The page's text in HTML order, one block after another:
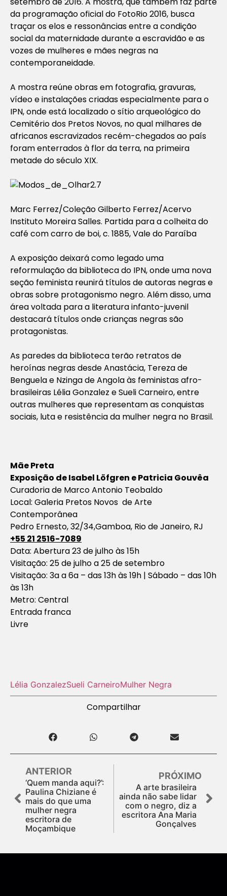
da programação oficial do FotoRio 2016, busca
traçar os elos e ressonâncias entre a condição
social da maternidade durante a escravidão e as
vozes de mulheres e mães negras na
contemporaneidade.
A mostra reúne obras em fotografia, gravuras,
vídeo e instalações criadas especialmente para o
IPN, onde está localizado o sítio arqueológico do
Cemitério dos Pretos Novos, no qual milhares de
africanos escravizados recém-chegados ao país
foram enterrados à flor da terra, na primeira
metade do século XIX.
Marc Ferrez/Coleção Gilberto Ferrez/Acervo
Instituto Moreira Salles. Partida para a colheita do
café com carro de boi, c. 1885, Vale do Paraíba
A exposição deixará como legado uma
reformulação da biblioteca do IPN, onde uma nova
seção feminista reunirá títulos de autoras negras e
obras sobre protagonismo negro. Além disso, uma
área voltada para a literatura infanto-juvenil
destacará títulos onde crianças negras são
protagonistas.
As paredes da biblioteca terão retratos de
heroínas negras desde Anastácia, Tereza de
Benguela e Nzinga de Angola às feministas afro-
brasileiras Lélia Gonzalez e Sueli Carneiro, entre
outras mulheres que representam as conquistas
sociais, luta e resistência da mulher negra no Brasil.
Mãe Preta
Exposição de Isabel Löfgren e Patricia Gouvêa
Curadoria de Marco Antonio Teobaldo
Local: Galeria Pretos Novos de Arte
Contemporânea
Pedro Ernesto, 32/34,Gamboa, Rio de Janeiro, RJ
+55 21 2516-7089
Data: Abertura 23 de julho às 15h
Visitação: 25 de julho a 25 de setembro
Visitação: 3a a 6a – das 13h às 19h | Sábado – das 10h
às 13h
Metro: Central
Entrada franca
Livre
Lélia GonzalezSueli CarneiroMulher Negra
Compartilhar
ANTERIOR
‘Quem manda aqui?’:
Paulina Chiziane é
mais do que uma
mulher negra
escritora de
Moçambique
PRÓXIMO
A arte brasileira
ainda não sabe lidar
com o negro, diz a
escritora Ana Maria
Gonçalves